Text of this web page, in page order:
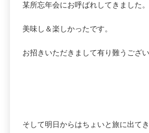
某所忘年会にお呼ばれしてきました。
美味し＆楽しかったです。
お招きいただきまして有り難うござい
そして明日からはちょいと旅に出てき